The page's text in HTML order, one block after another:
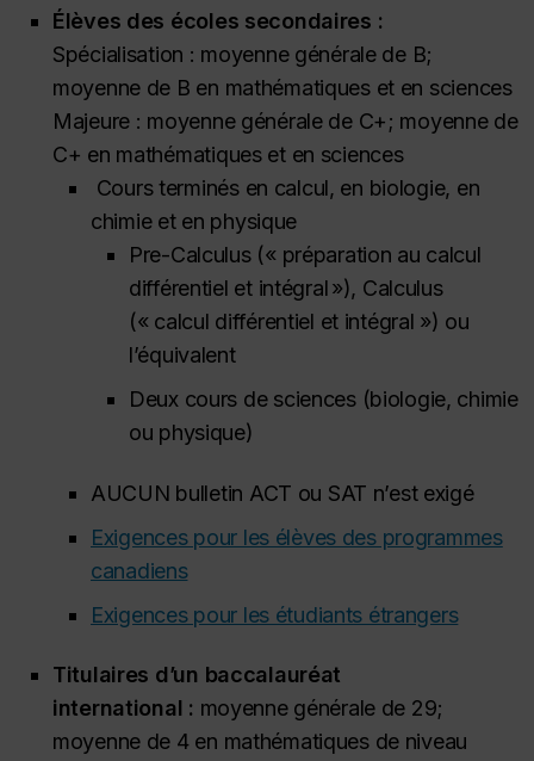
Élèves des écoles secondaires :
Spécialisation : moyenne générale de B;
moyenne de B en mathématiques et en sciences
Majeure : moyenne générale de C+; moyenne de
C+ en mathématiques et en sciences
Cours terminés en calcul, en biologie, en
chimie et en physique
Pre-Calculus(« préparation au calcul
différentiel et intégral »), Calculus
(« calcul différentiel et intégral ») ou
l’équivalent
Deux cours de sciences (biologie, chimie
ou physique)
AUCUN bulletin ACT ou SAT n’est exigé
Exigences pour les élèves des programmes
canadiens
Exigences pour les étudiants étrangers
Titulaires d’un baccalauréat
international : moyenne générale de 29;
moyenne de 4 en mathématiques de niveau